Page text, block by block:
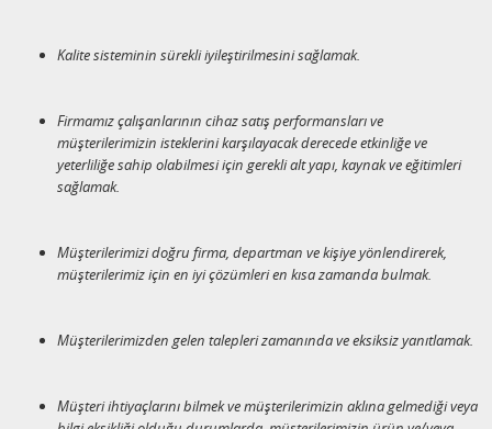
Kalite sisteminin sürekli iyileştirilmesini sağlamak.
Firmamız çalışanlarının cihaz satış performansları ve
müşterilerimizin isteklerini karşılayacak derecede etkinliğe ve
yeterliliğe sahip olabilmesi için gerekli alt yapı, kaynak ve eğitimleri
sağlamak.
Müşterilerimizi doğru firma, departman ve kişiye yönlendirerek,
müşterilerimiz için en iyi çözümleri en kısa zamanda bulmak.
Müşterilerimizden gelen talepleri zamanında ve eksiksiz yanıtlamak.
Müşteri ihtiyaçlarını bilmek ve müşterilerimizin aklına gelmediği veya